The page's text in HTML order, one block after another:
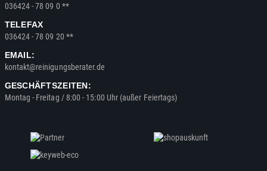
036424 - 78 09 0 **
TELEFAX
036424 - 78 09 20 **
EMAIL:
kontakt@reinigungsberater.de
GESCHÄFTSZEITEN:
Montag - Freitag / 8:00 - 15:00 Uhr (außer Feiertags)